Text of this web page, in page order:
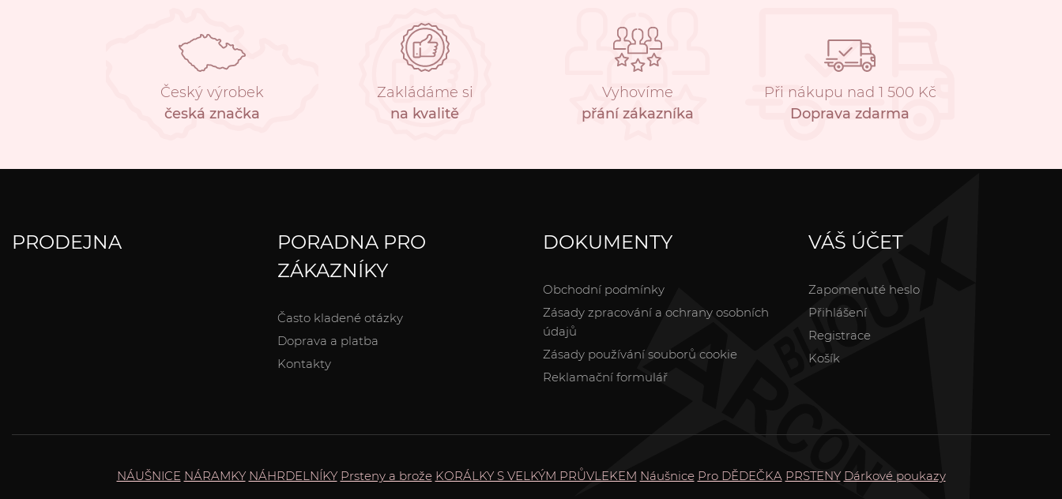
Český výrobek
česká značka
Zakládáme si
na kvalitě
Vyhovíme
přání zákazníka
Při nákupu nad 1 500 Kč
Doprava zdarma
PRODEJNA
PORADNA PRO
ZÁKAZNÍKY
Často kladené otázky
Doprava a platba
Kontakty
DOKUMENTY
Obchodní podmínky
Zásady zpracování a ochrany osobních
údajů
Zásady používání souborů cookie
Reklamační formulář
VÁŠ ÚČET
Zapomenuté heslo
Přihlášení
Registrace
Košík
NÁUŠNICE NÁRAMKY NÁHRDELNÍKY Prsteny a brože KORÁLKY S VELKÝM PRŮVLEKEM Náušnice Pro DĚDEČKA PRSTENY Dárkové poukazy